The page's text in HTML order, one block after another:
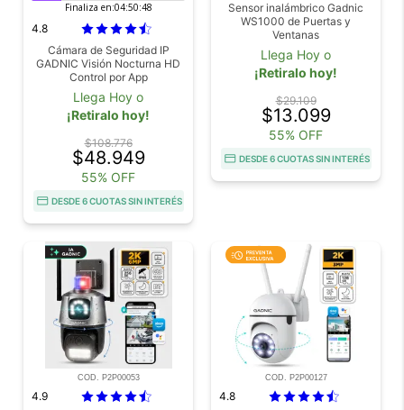
Finaliza en:04:50:46
4.8
Cámara de Seguridad IP
GADNIC Visión Nocturna HD
Control por App
Llega Hoy o
¡Retiralo hoy!
$108.776
$48.949
55% OFF
DESDE 6 CUOTAS SIN INTERÉS
Sensor inalámbrico Gadnic
WS1000 de Puertas y
Ventanas
Llega Hoy o
¡Retiralo hoy!
$29.109
$13.099
55% OFF
DESDE 6 CUOTAS SIN INTERÉS
COD. P2P00053
4.9
COD. P2P00127
4.8